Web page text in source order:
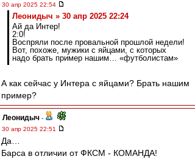
30 апр 2025 22:54
Леонидыч » 30 апр 2025 22:24
Ай да Интер!
2:0!
Воспряли после провальной прошлой недели!
Вот, похоже, мужики с яйцами, с которых
надо брать пример нашим… «футболистам»
А как сейчас у Интера с яйцами? Брать нашим
пример?
Леонидыч -
30 апр 2025 22:51
Да…
Барса в отличии от ФКСМ - КОМАНДА!